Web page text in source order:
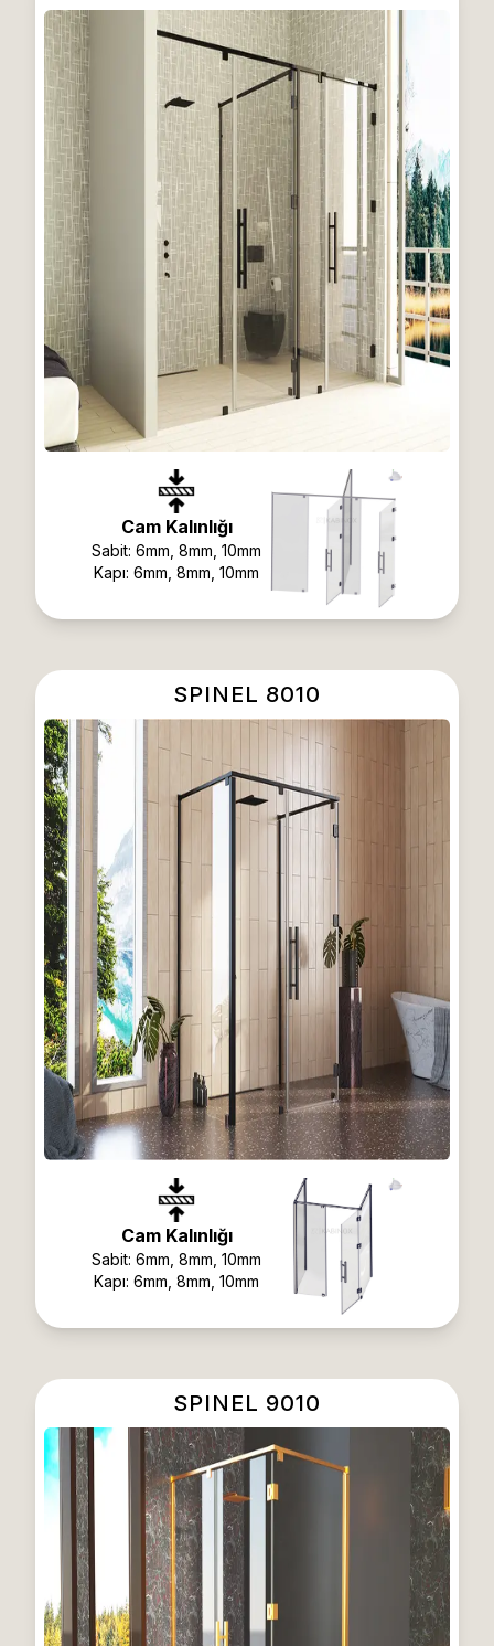
Cam Kalınlığı
Sabit: 6mm, 8mm, 10mm
Kapı: 6mm, 8mm, 10mm
SPINEL 8010
Cam Kalınlığı
Sabit: 6mm, 8mm, 10mm
Kapı: 6mm, 8mm, 10mm
SPINEL 9010